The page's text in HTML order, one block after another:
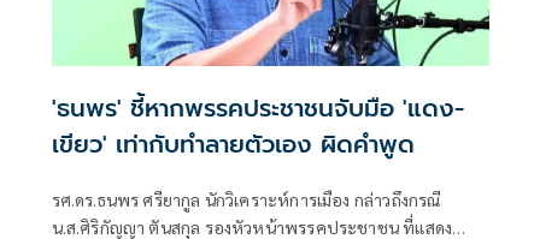
'ธนพร' ชี้หากพรรคประชาชนจับมือ 'แดง-
เขียว' เท่ากับทำลายตัวเอง ผิดคำพูด
รศ.ดร.ธนพร ศรียากูล นักวิเคราะห์การเมือง กล่าวถึงกรณี
น.ส.ศิริกัญญา ตันสกุล รองหัวหน้าพรรคประชาชน ที่แสดง